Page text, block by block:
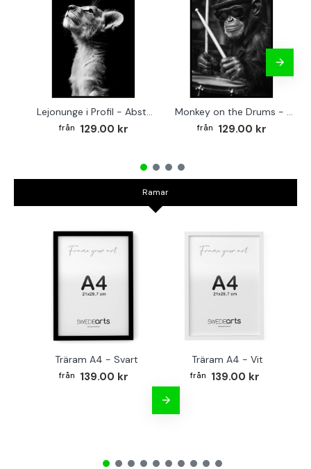
Lejonunge i Profil - Abstrakt poster i svartvitt
129.00 kr
Monkey on the Drums - Trendig poster
129.00 kr
Ramar
Träram A4 - Svart
139.00 kr
Träram A4 - Vit
139.00 kr